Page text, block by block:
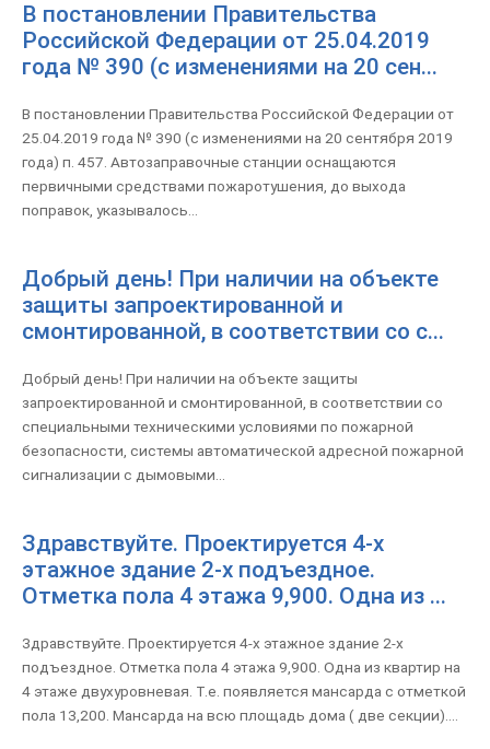
В постановлении Правительства
Российской Федерации от 25.04.2019
года № 390 (с изменениями на 20 сен...
В постановлении Правительства Российской Федерации от
25.04.2019 года № 390 (с изменениями на 20 сентября 2019
года) п. 457. Автозаправочные станции оснащаются
первичными средствами пожаротушения, до выхода
поправок, указывалось...
Добрый день! При наличии на объекте
защиты запроектированной и
смонтированной, в соответствии со с...
Добрый день! При наличии на объекте защиты
запроектированной и смонтированной, в соответствии со
специальными техническими условиями по пожарной
безопасности, системы автоматической адресной пожарной
сигнализации с дымовыми...
Здравствуйте. Проектируется 4-х
этажное здание 2-х подъездное.
Отметка пола 4 этажа 9,900. Одна из ...
Здравствуйте. Проектируется 4-х этажное здание 2-х
подъездное. Отметка пола 4 этажа 9,900. Одна из квартир на
4 этаже двухуровневая. Т.е. появляется мансарда с отметкой
пола 13,200. Мансарда на всю площадь дома ( две секции)....